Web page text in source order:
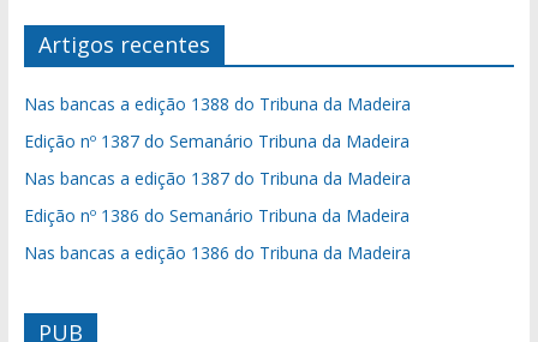
Artigos recentes
Nas bancas a edição 1388 do Tribuna da Madeira
Edição nº 1387 do Semanário Tribuna da Madeira
Nas bancas a edição 1387 do Tribuna da Madeira
Edição nº 1386 do Semanário Tribuna da Madeira
Nas bancas a edição 1386 do Tribuna da Madeira
PUB